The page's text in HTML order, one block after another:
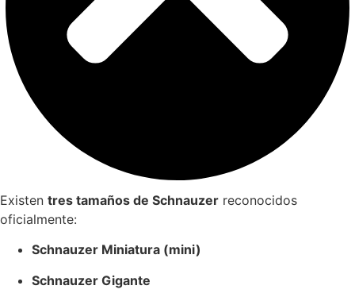
Existen tres tamaños de Schnauzer reconocidos
oficialmente:
Schnauzer Miniatura (mini)
Schnauzer Gigante